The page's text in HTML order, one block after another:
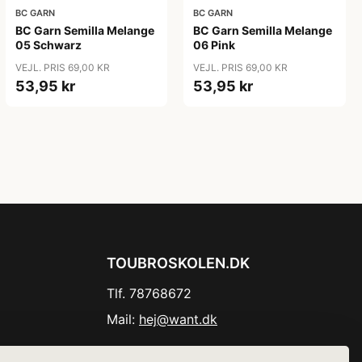
BC GARN
BC Garn Semilla Melange
05 Schwarz
VEJL. PRIS 69,00 KR
53,95 kr
BC GARN
BC Garn Semilla Melange
06 Pink
VEJL. PRIS 69,00 KR
53,95 kr
TOUBROSKOLEN.DK
Tlf. 78768672
Mail: hej@want.dk